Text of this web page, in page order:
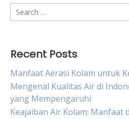
Search
for:
Recent Posts
Manfaat Aerasi Kolam untuk
Mengenal Kualitas Air di
yang Mempengaruhi
Keajaiban Air Kolam: Manfaat